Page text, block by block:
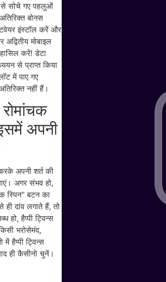
से सोचे गए पहलुओं
बोनस
इंस्टॉल करें और
मोबाइल
करें! डेटा
से प्राप्त किया
में पाए गए
नहीं हैं।
अपनी
अपनी शर्त की
अगर संभव हो,
स्पिन" बटन का
दांव लगाते हैं, तो
हो, हैप्पी ट्विन्स
भरोसेमंद,
हैप्पी ट्विन्स
ही कैसीनो चुनें।